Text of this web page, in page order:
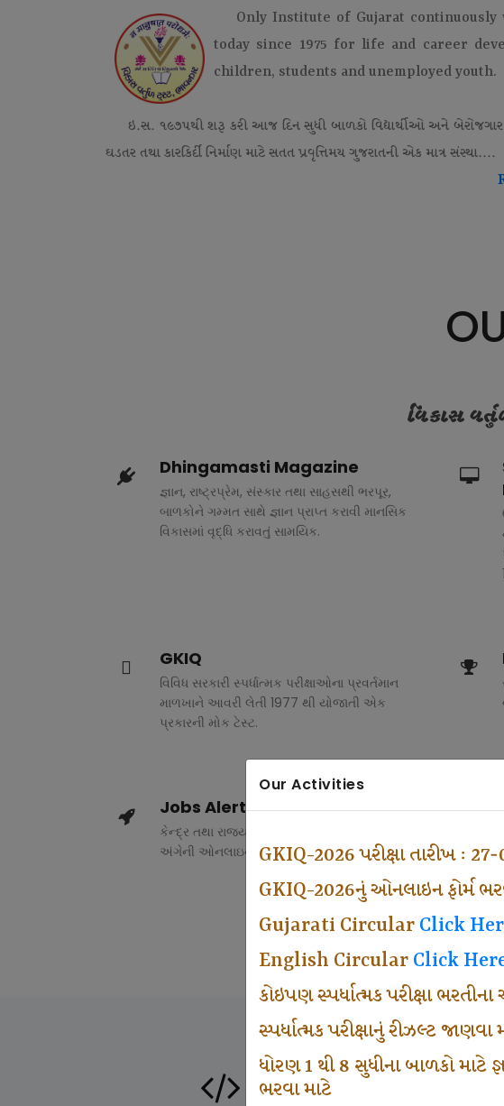
Our Activities
GKIQ-2026 પરીક્ષા તારીખ :
GKIQ-2026નું ઓનલાઇન ફોર્મ
Gujarati Circular Click
English Circular Click
કોઇપણ સ્પર્ધાત્મક પરીક્ષા
સ્પર્ધાત્મક પરીક્ષાનું રીઝલ્ટ જાણવા
ધોરણ 1 થી 8 સુધીના બાળકો
ભરવા માટે
Only Institute of Gujarat
today since 1975 for life and career
children, students and unemployed youth.
ઇ.સ. ૧૯૭૫થી શરૂ કરી આજ દિન સુધી બાળકો વિદ્યાર્થીઓ અને બેરોજગાર
ઘડતર તથા કારકિર્દી નિર્માણ માટે સતત પ્રવૃત્તિમય ગુજરાતની એક માત્ર સંસ્થા....
વિકાસ
Dhingamasti Magazine
જ્ઞાન, રાષ્ટ્રપ્રેમ, સંસ્કાર તથા સાહસથી ભરપૂર,
બાળકોને ગમ્મત સાથે જ્ઞાન પ્રાપ્ત કરાવી માનસિક
વિકાસમાં વૃદ્ધિ કરાવતું સામયિક.
GKIQ
વિવિધ સરકારી સ્પર્ધાત્મક પરીક્ષાઓના પ્રવર્તમાન
માળખાને આવરી લેતી 1977 થી યોજાતી એક
પ્રકારની મોક ટેસ્ટ.
Jobs Alert
કેન્દ્ર તથા રાજ્ય સરકારના વિવિધ વિભાગોમાં ભરતી
અંગેની ઓનલાઇન માહિતી.